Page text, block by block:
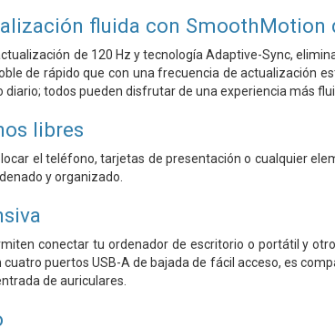
fluida con SmoothMotion
de 120 Hz y tecnología Adaptive-Sync,
de rápido que con una frecuencia de actualización
diario; todos pueden disfrutar de una experiencia más
libres
el teléfono, tarjetas de presentación o cualquier
y organizado.
conectar tu ordenador de escritorio o portátil y
puertos USB-A de bajada de fácil acceso, es
de auriculares.